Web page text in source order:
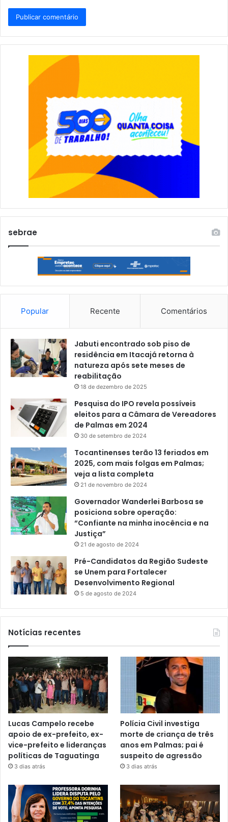
sebrae
Popular Recente Comentários
Jabuti encontrado sob piso de
residência em Itacajá retorna à
natureza após sete meses de
reabilitação
18 de dezembro de 2025
Pesquisa do IPO revela possíveis
eleitos para a Câmara de Vereadores
de Palmas em 2024
30 de setembro de 2024
Tocantinenses terão 13 feriados em
2025, com mais folgas em Palmas;
veja a lista completa
21 de novembro de 2024
Governador Wanderlei Barbosa se
posiciona sobre operação:
“Confiante na minha inocência e na
Justiça”
21 de agosto de 2024
Pré-Candidatos da Região Sudeste
se Unem para Fortalecer
Desenvolvimento Regional
5 de agosto de 2024
Notícias recentes
Lucas Campelo recebe
apoio de ex-prefeito, ex-
vice-prefeito e lideranças
políticas de Taguatinga
3 dias atrás
Polícia Civil investiga
morte de criança de três
anos em Palmas; pai é
suspeito de agressão
3 dias atrás